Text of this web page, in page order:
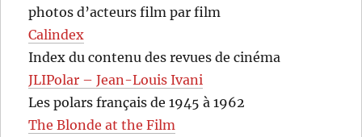
photos d’acteurs film par film
Calindex
Index du contenu des revues de cinéma
JLIPolar – Jean-Louis Ivani
Les polars français de 1945 à 1962
The Blonde at the Film